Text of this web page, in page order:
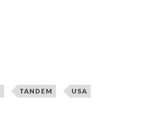
TANDEM USA